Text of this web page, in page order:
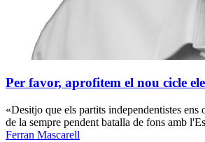
Per favor, aprofitem el nou cicle
«Desitjo que els partits independentistes
de la sempre pendent batalla de fons amb
Ferran Mascarell